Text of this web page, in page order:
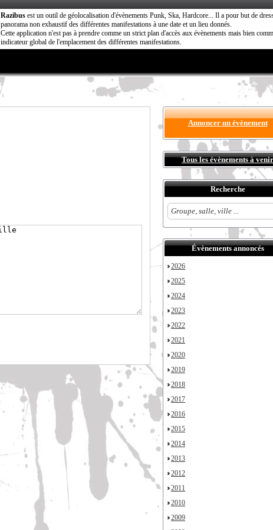
Razibus est un outil de géolocalisation d'évènements Punk, Ska, Hardcore... Il a pour but de
panorama non exhaustif des différentes manifestations à une date et un lieu donnés.
Cette application n'est pas à prendre comme un strict plan d'accès aux évènements mais bien
indicateur global de l'emplacement des différentes manifestations.
Annoncer un évènement
Tous les évènements à venir
Recherche
Évènements annoncés
2026
2025
2024
2023
2022
2021
2020
2019
2018
2017
2016
2015
2014
2013
2012
2011
2010
2009